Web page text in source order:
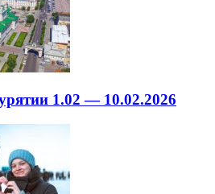
1.02 — 10.02.2026